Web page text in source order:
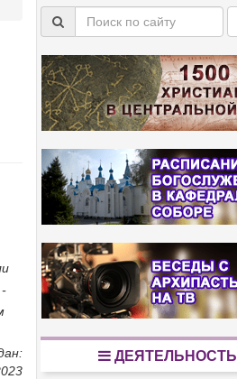
ДЕЯТЕЛЬНОСТЬ